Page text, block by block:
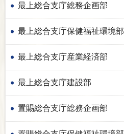
最上総合支庁総務企画部
最上総合支庁保健福祉環境部
最上総合支庁産業経済部
最上総合支庁建設部
置賜総合支庁総務企画部